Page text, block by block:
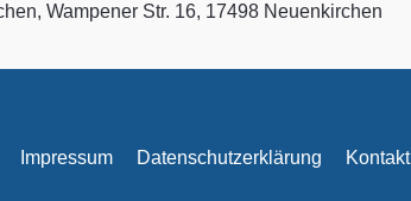
Wampener Str. 16, 17498 Neuenkirchen
Impressum Datenschutzerklärung Kontakt